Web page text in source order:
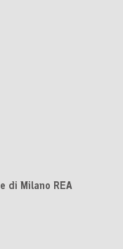
di Milano REA